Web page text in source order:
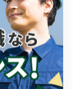
る情報を効率的
日々忙しい中
キャリア形成
把握する方法